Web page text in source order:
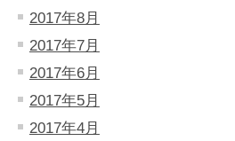
2017年8月
2017年7月
2017年6月
2017年5月
2017年4月